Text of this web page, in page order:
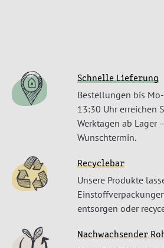
Schnelle Lieferung
Bestellungen bis
13:30 Uhr erreichen
Werktagen ab Lager
Wunschtermin.
Recyclebar
Unsere Produkte
entsorgen oder
Nachwachsender